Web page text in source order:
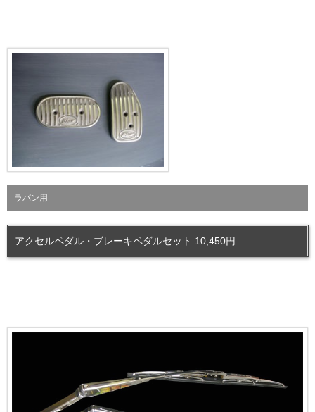
ラパン用
アクセルペダル・ブレーキペダルセット 10,450円